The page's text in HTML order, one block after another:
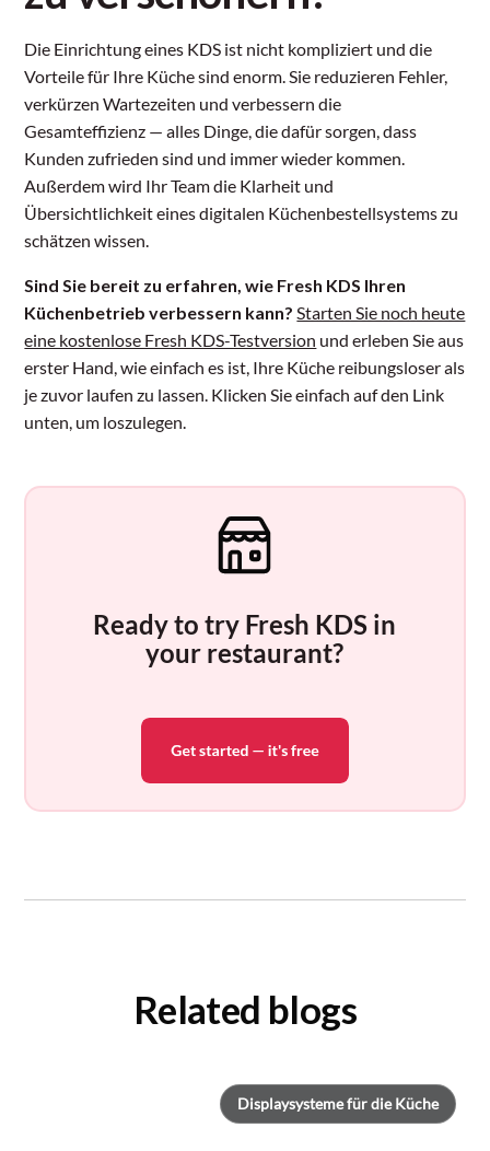
Die Einrichtung eines KDS ist nicht kompliziert und die
Vorteile für Ihre Küche sind enorm. Sie reduzieren Fehler,
verkürzen Wartezeiten und verbessern die
Gesamteffizienz — alles Dinge, die dafür sorgen, dass
Kunden zufrieden sind und immer wieder kommen.
Außerdem wird Ihr Team die Klarheit und
Übersichtlichkeit eines digitalen Küchenbestellsystems zu
schätzen wissen.
Sind Sie bereit zu erfahren, wie Fresh KDS Ihren
Küchenbetrieb verbessern kann?Starten Sie noch heute
eine kostenlose Fresh KDS-Testversion und erleben Sie aus
erster Hand, wie einfach es ist, Ihre Küche reibungsloser als
je zuvor laufen zu lassen. Klicken Sie einfach auf den Link
unten, um loszulegen.
Ready to try Fresh KDS in
your restaurant?
Related blogs
Displaysysteme für die Küche